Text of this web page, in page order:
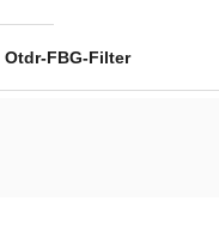
Otdr-FBG-Filter